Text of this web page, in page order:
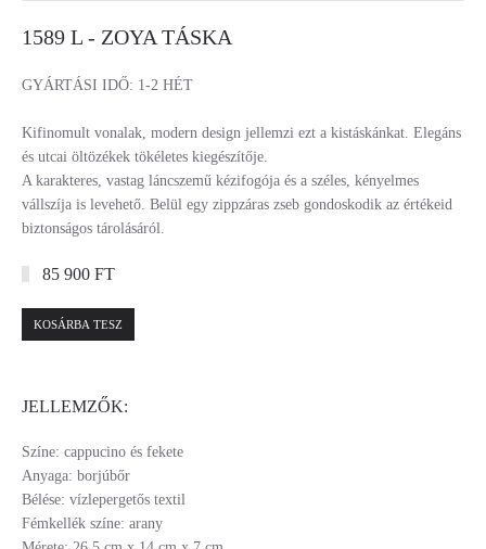
1589 L - ZOYA TÁSKA
GYÁRTÁSI IDŐ: 1-2 HÉT
Kifinomult vonalak, modern design jellemzi ezt a kistáskánkat. Elegáns
és utcai öltözékek tökéletes kiegészítője.
A karakteres, vastag láncszemű kézifogója és a széles, kényelmes
vállszíja is levehető. Belül egy zippzáras zseb gondoskodik az értékeid
biztonságos tárolásáról.
85 900 FT
KOSÁRBA TESZ
JELLEMZŐK:
Színe: cappucino és fekete
Anyaga: borjúbőr
Bélése: vízlepergetős textil
Fémkellék színe: arany